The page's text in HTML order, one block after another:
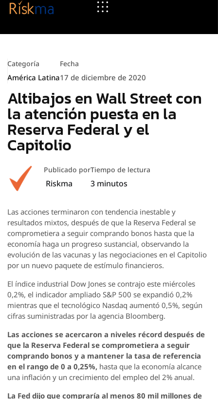
Categoría
América Latina
Fecha
17 de diciembre de 2020
Altibajos en Wall Street con
la atención puesta en la
Reserva Federal y el
Capitolio
Publicado por
Riskma
Tiempo de lectura
3 minutos
Las acciones terminaron con tendencia inestable y
resultados mixtos, después de que la Reserva Federal se
comprometiera a seguir comprando bonos hasta que la
economía haga un progreso sustancial, observando la
evolución de las vacunas y las negociaciones en el Capitolio
por un nuevo paquete de estímulo financieros.
El índice industrial Dow Jones se contrajo este miércoles
0,2%, el indicador ampliado S&P 500 se expandió 0,2%
mientras que el tecnológico Nasdaq aumentó 0,5%, según
cifras suministradas por la agencia Bloomberg.
Las acciones se acercaron a niveles récord después de
que la Reserva Federal se comprometiera a seguir
comprando bonos y a mantener la tasa de referencia
en el rango de 0 a 0,25%, hasta que la economía alcance
una inflación y un crecimiento del empleo del 2% anual.
La Fed dijo que compraría al menos 80 mil millones de